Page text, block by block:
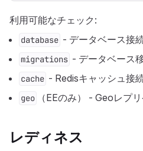
利用可能なチェック:
database - データベース接
migrations - データベース
cache - Redisキャッシュ接
geo （EEのみ） - Geoレプ
レディネス